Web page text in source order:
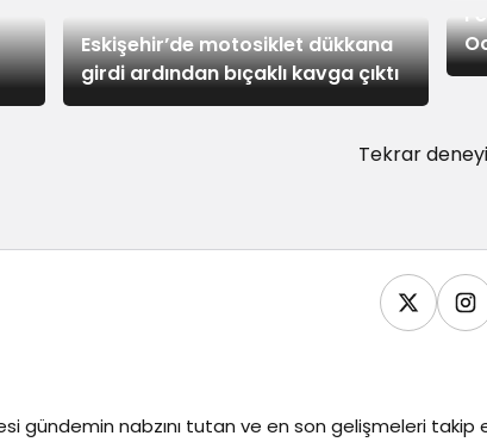
Eskişehir’de motosiklet dükkana
girdi ardından bıçaklı kavga çıktı
Tekrar
gündemin nabzını tutan ve en son gelişmeleri